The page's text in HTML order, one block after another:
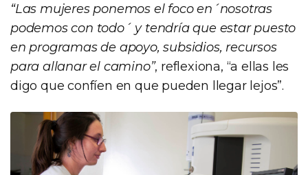
“Las mujeres ponemos el foco en´nosotras
podemos con todo´ y tendría que estar puesto
en programas de apoyo, subsidios, recursos
para allanar el camino”, reflexiona, “a ellas les
digo que confíen en que pueden llegar lejos”.